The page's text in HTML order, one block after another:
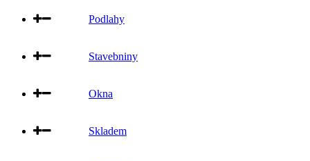
Podlahy
Stavebniny
Okna
Skladem